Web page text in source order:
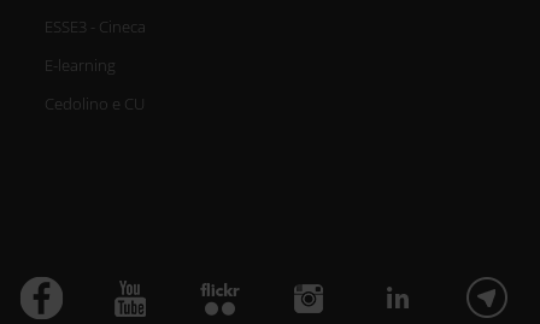
ESSE3 - Cineca
E-learning
Cedolino e CU